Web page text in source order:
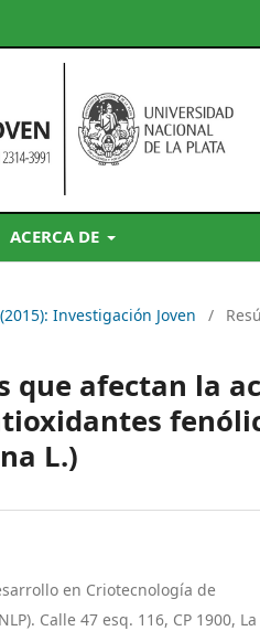
ACERCA DE
Investigación Joven /
que afectan la
L.)
en Criotecnología de
Calle 47 esq. 116, CP 1900, La